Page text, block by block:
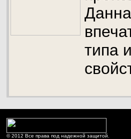
типа
© 2012 Все права под надежной защитой.